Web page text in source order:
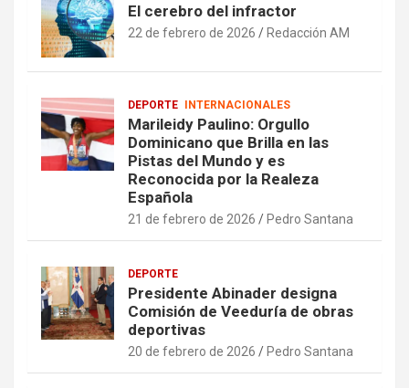
El cerebro del infractor
22 de febrero de 2026 Redacción AM
DEPORTE INTERNACIONALES
Marileidy Paulino: Orgullo
Dominicano que Brilla en las
Pistas del Mundo y es
Reconocida por la Realeza
Española
21 de febrero de 2026 Pedro Santana
DEPORTE
Presidente Abinader designa
Comisión de Veeduría de obras
deportivas
20 de febrero de 2026 Pedro Santana